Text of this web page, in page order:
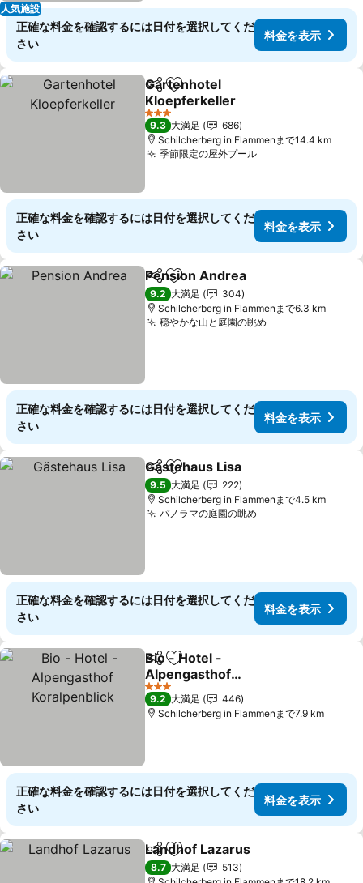
人気施設
正確な料金を確認するには日付を選択してくだ
さい
料金を表示
シェアお気に入りに追加
Gartenhotel
Kloepferkeller
料金を表示
3 ホテルのランク
9.3 大満足
686
Schilcherberg in Flammenまで14.4 km
季節限定の屋外プール料金を表示
正確な料金を確認するには日付を選択してくだ
さい
料金を表示
シェアお気に入りに追加
Pension Andrea
9.2 大満足
304
Schilcherberg in Flammenまで6.3 km
穏やかな山と庭園の眺め
正確な料金を確認するには日付を選択してくだ
さい
料金を表示
シェアお気に入りに追加
Gästehaus Lisa
9.5 大満足
222
Schilcherberg in Flammenまで4.5 km
パノラマの庭園の眺め
正確な料金を確認するには日付を選択してくだ
さい
料金を表示
シェアお気に入りに追加
Bio - Hotel -
Alpengasthof
Koralpenblick
料金を表示
3 ホテルのランク
9.2 大満足
446
Schilcherberg in Flammenまで7.9 km
正確な料金を確認するには日付を選択してくだ
さい
料金を表示
シェアお気に入りに追加
Landhof Lazarus
8.7 大満足
513